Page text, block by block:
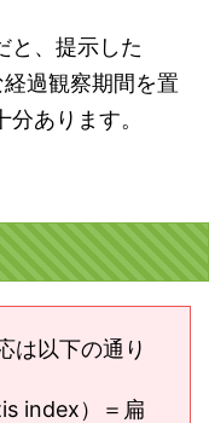
と、提示した
過観察期間を置
あります。
は以下の通り
index）＝扁